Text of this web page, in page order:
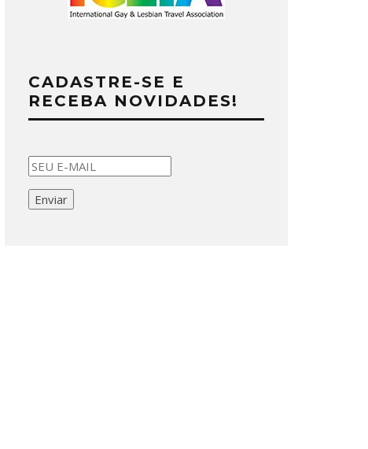
CADASTRE-SE E
RECEBA NOVIDADES!